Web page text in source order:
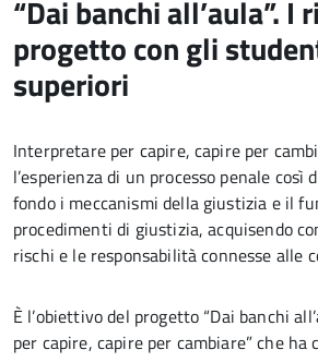
“Dai banchi all’aula”.
progetto con gli
superiori
Interpretare per capire, capire per
l’esperienza di un processo penale così
fondo i meccanismi della giustizia e il
procedimenti di giustizia, acquisendo
rischi e le responsabilità connesse alle
È l’obiettivo del progetto “Dai banchi
per capire, capire per cambiare” che